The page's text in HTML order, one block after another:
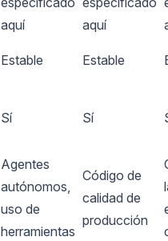
aquí
aquí
Estable Estable
Sí Sí
Agentes
autónomos,
uso de
herramientas
Código de
calidad de
producción